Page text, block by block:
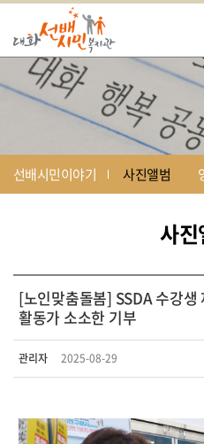
선배시민이야기 사진앨범
사진
[노인맞춤돌봄] SSDA 수강생
활동가 소소한 기부
관리자 2025-08-29